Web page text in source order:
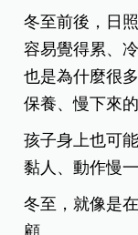
冬至前後，日
容易覺得累、
也是為什麼很
保養、慢下來的
孩子身上也可
黏人、動作慢
冬至，就像是
顧。